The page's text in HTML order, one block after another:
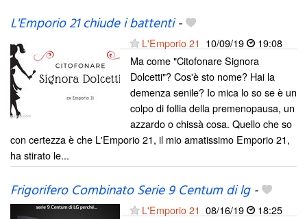
L'Emporio 21 chiude i battenti-
L'Emporio 21 10/09/19
19:08
Ma come "Citofonare Signora
Dolcetti"? Cos'è sto nome? Hai la
demenza senile? Io mica lo so se è un
colpo di follia della premenopausa, un
azzardo o chissà cosa. Quello che so
con certezza è che L'Emporio 21, il mio amatissimo Emporio 21,
ha stirato le...
Frigorifero Combinato Serie 9 Centum di lg-
L'Emporio 21 08/16/19
18:25